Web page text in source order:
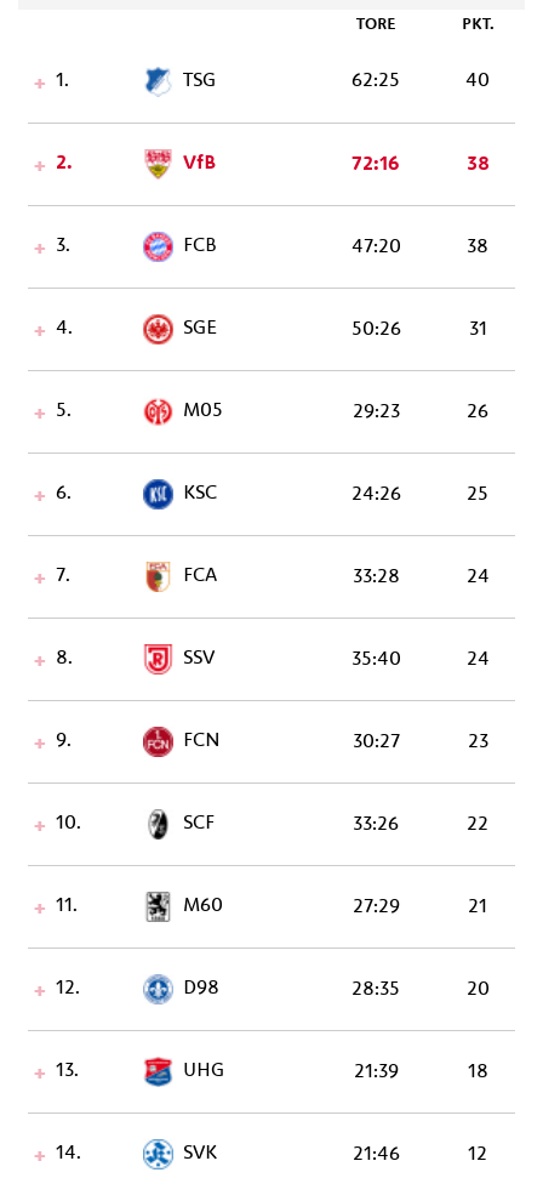
TORE PKT.
1. TSG 62:25 40
2. VfB 72:16 38
3. FCB 47:20 38
4. SGE 50:26 31
5. M05 29:23 26
6. KSC 24:26 25
7. FCA 33:28 24
8. SSV 35:40 24
9. FCN 30:27 23
10. SCF 33:26 22
11. M60 27:29 21
12. D98 28:35 20
13. UHG 21:39 18
14. SVK 21:46 12